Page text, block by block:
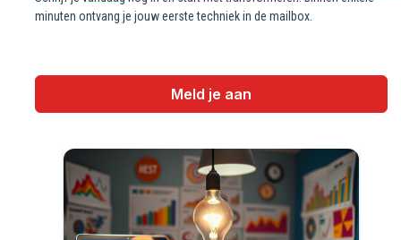
minuten ontvang je jouw eerste techniek in de mailbox.
Meld je aan